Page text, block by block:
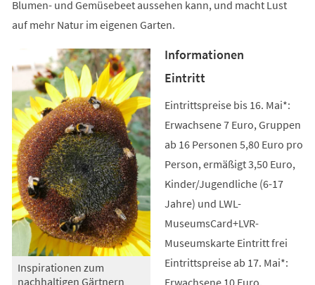
Blumen- und Gemüsebeet aussehen kann, und macht Lust
auf mehr Natur im eigenen Garten.
Inspirationen zum
nachhaltigen Gärtnern
Informationen
Eintritt
Eintrittspreise bis 16. Mai*:
Erwachsene 7 Euro, Gruppen
ab 16 Personen 5,80 Euro pro
Person, ermäßigt 3,50 Euro,
Kinder/Jugendliche (6-17
Jahre) und LWL-
MuseumsCard+LVR-
Museumskarte Eintritt frei
Eintrittspreise ab 17. Mai*:
Erwachsene 10 Euro,